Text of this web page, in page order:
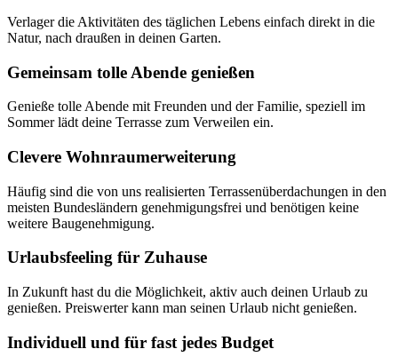
Verlager die Aktivitäten des täglichen Lebens einfach direkt in die
Natur, nach draußen in deinen Garten.
Gemeinsam tolle Abende genießen
Genieße tolle Abende mit Freunden und der Familie, speziell im
Sommer lädt deine Terrasse zum Verweilen ein.
Clevere Wohnraumerweiterung
Häufig sind die von uns realisierten Terrassenüberdachungen in den
meisten Bundesländern genehmigungsfrei und benötigen keine
weitere Baugenehmigung.
Urlaubsfeeling für Zuhause
In Zukunft hast du die Möglichkeit, aktiv auch deinen Urlaub zu
genießen. Preiswerter kann man seinen Urlaub nicht genießen.
Individuell und für fast jedes Budget